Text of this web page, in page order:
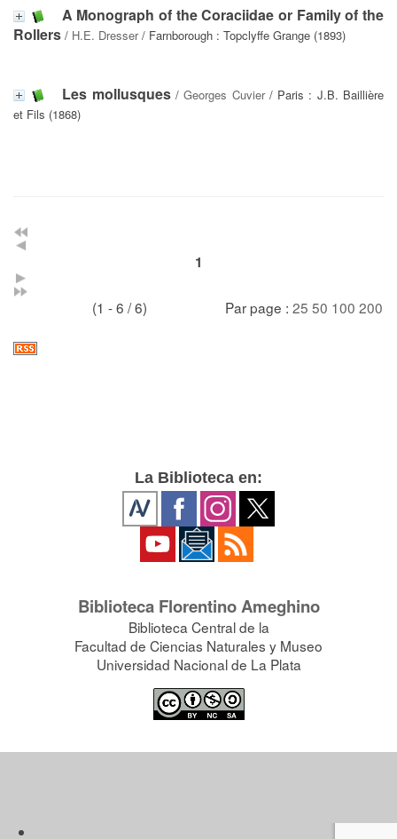
A Monograph of the Coraciidae or Family of the
Rollers / H.E. Dresser/ Farnborough : Topclyffe Grange (1893)
Les mollusques/Georges Cuvier/ Paris : J.B. Baillière
et Fils (1868)
1
(1 - 6 / 6) Par page : 25 50 100 200
La Biblioteca en:
Biblioteca Florentino Ameghino
Biblioteca Central de la
Facultad de Ciencias Naturales y Museo
Universidad Nacional de La Plata